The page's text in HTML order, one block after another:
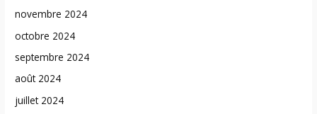
novembre 2024
octobre 2024
septembre 2024
août 2024
juillet 2024